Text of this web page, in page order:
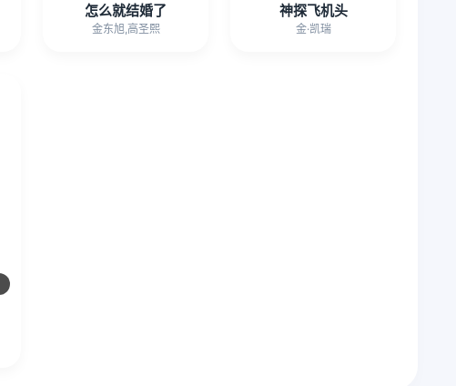
怎么就结婚了
金东旭,高圣熙
神探飞机头
金·凯瑞